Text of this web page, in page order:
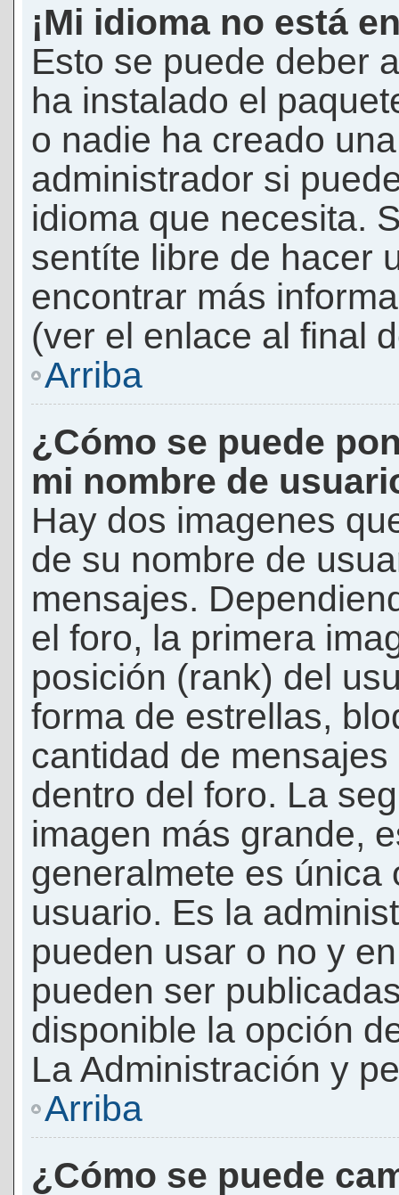
¡Mi idioma no está
Esto se puede deber
ha instalado el
o nadie ha creado
administrador si
idioma que necesita.
sentíte libre de hacer
encontrar más
(ver el enlace al final
Arriba
¿Cómo se puede
mi nombre de
Hay dos imagenes
de su nombre de
mensajes.
el foro, la primera
posición (rank) del
forma de estrellas,
cantidad de
dentro del foro. La
imagen más grande,
generalmete es única
usuario. Es la
pueden usar o no y
pueden ser
disponible la opción
La Administración y
Arriba
¿Cómo se puede